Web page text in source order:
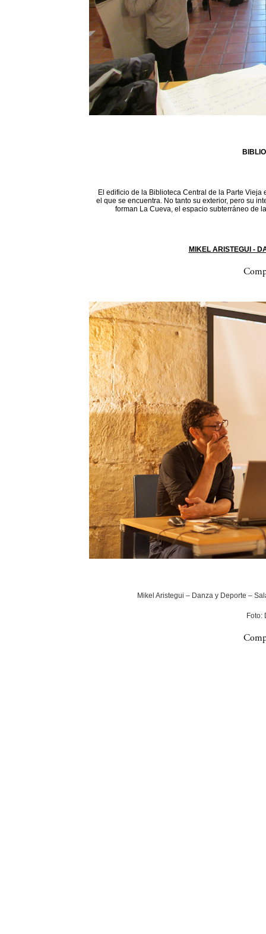
El edificio de la Biblioteca Central de la Parte
el que se encuentra. No tanto su exterior, pero su
forman La Cueva, el espacio subterráneo de
MIKEL ARISTEGUI -
Mikel Aristegui – Danza y Deporte –
Foto: